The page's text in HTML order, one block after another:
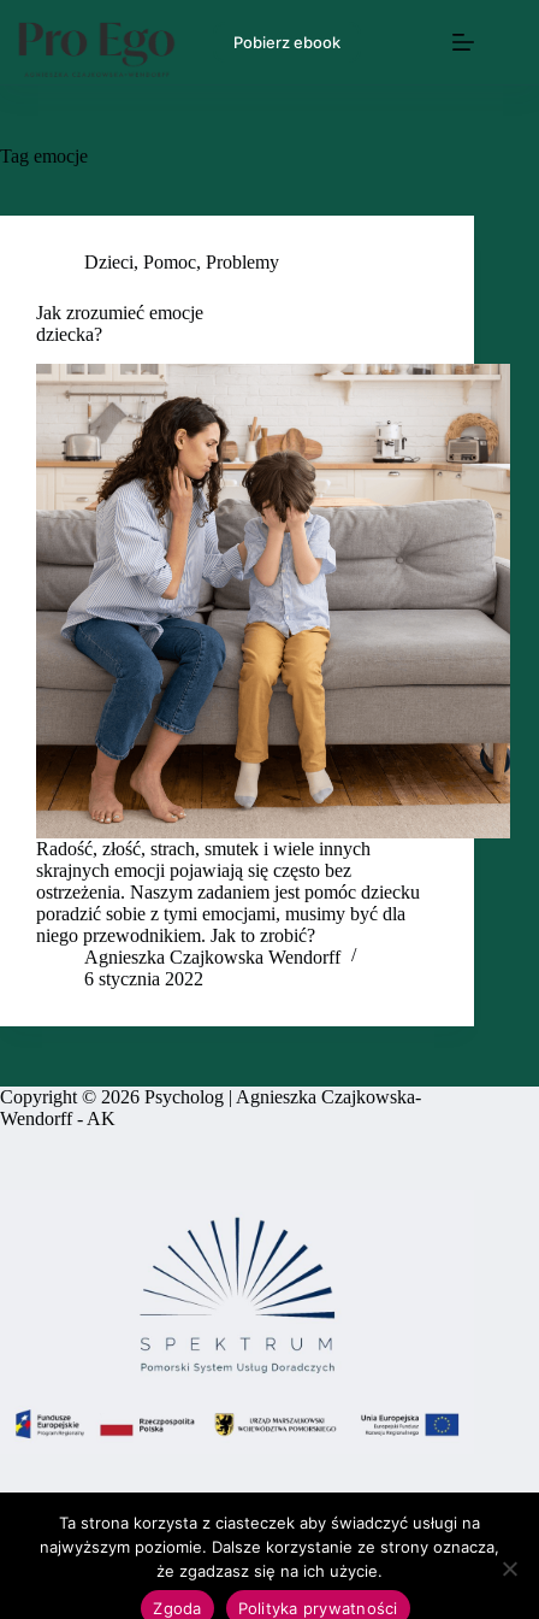
Pobierz ebook
Tag emocje
Dzieci, Pomoc, Problemy
Jak zrozumieć emocje
dziecka?
Radość, złość, strach, smutek i wiele innych
skrajnych emocji pojawiają się często bez
ostrzeżenia. Naszym zadaniem jest pomóc dziecku
poradzić sobie z tymi emocjami, musimy być dla
niego przewodnikiem. Jak to zrobić?
Agnieszka Czajkowska Wendorff
6 stycznia 2022
Copyright © 2026 Psycholog | Agnieszka Czajkowska-
Wendorff - AK
Firma PRO EGO AGNIESZKA CZAJKOWSKA-
WENDORFF otrzymała grant wysokości 16 470 PLN w
ramach projektu "Spektrum. Pomorski System Usług
Doradczych". Projekt jest współfinansowany ze środków
Europejskiego Funduszu Rozwoju Regionalnego w ramach
Ta strona korzysta z ciasteczek aby świadczyć usługi na
najwyższym poziomie. Dalsze korzystanie ze strony oznacza,
że zgadzasz się na ich użycie.
Zgoda
Polityka prywatności